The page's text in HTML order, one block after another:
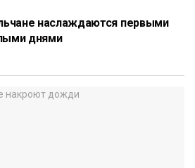
наслаждаются первыми
днями